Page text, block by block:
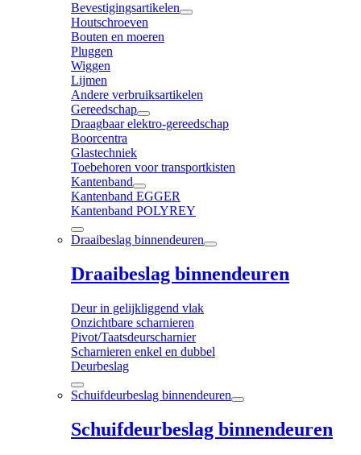
Bevestigingsartikelen
Houtschroeven
Bouten en moeren
Pluggen
Wiggen
Lijmen
Andere verbruiksartikelen
Gereedschap
Draagbaar elektro-gereedschap
Boorcentra
Glastechniek
Toebehoren voor transportkisten
Kantenband
Kantenband EGGER
Kantenband POLYREY
Draaibeslag binnendeuren
Draaibeslag binnendeuren
Deur in gelijkliggend vlak
Onzichtbare scharnieren
Pivot/Taatsdeurscharnier
Scharnieren enkel en dubbel
Deurbeslag
Schuifdeurbeslag binnendeuren
Schuifdeurbeslag binnendeuren